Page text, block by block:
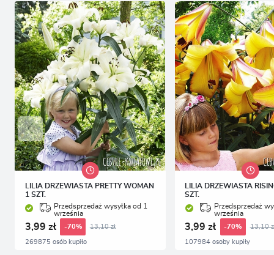
LILIA DRZEWIASTA PRETTY WOMAN
1 SZT.
Przedsprzedaż wysyłka od 1
września
3,99 zł -70% 13,10 zł
269875 osób kupiło
LILIA DRZEWIASTA
SZT.
Przedsprzedaż
września
3,99 zł -70% 13,10
107984 osoby kupiły